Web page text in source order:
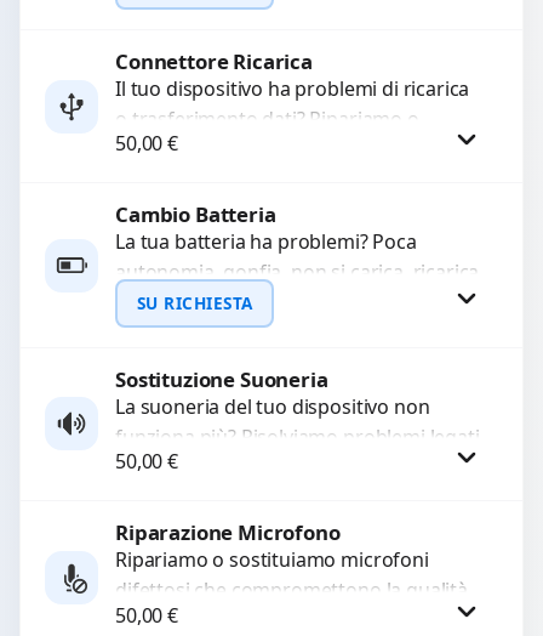
problemi come immagini sfocate, messa
Richiedi Preventivo
Connettore Ricarica
Il tuo dispositivo ha problemi di ricarica
o trasferimento dati? Ripariamo o
sostituiamo connettori di ricarica guasti,
50,00€
Procedi
Cambio Batteria
La tua batteria ha problemi? Poca
autonomia, gonfia, non si carica, ricarica
lenta o cicli di ricarica esauriti?
Sostituiamo la...
SU RICHIESTA
Richiedi Preventivo
Sostituzione Suoneria
La suoneria del tuo dispositivo non
funziona più? Risolviamo problemi legati
a moduli audio difettosi con interventi
50,00€
Procedi
Riparazione Microfono
Ripariamo o sostituiamo microfoni
difettosi che compromettono la qualità
audio delle registrazioni o delle
50,00€